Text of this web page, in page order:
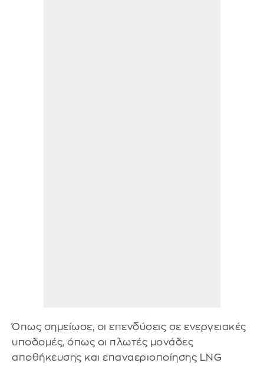
Όπως σημείωσε, οι επενδύσεις σε ενεργειακές
υποδομές, όπως οι πλωτές μονάδες
αποθήκευσης και επαναεριοποίησης LNG